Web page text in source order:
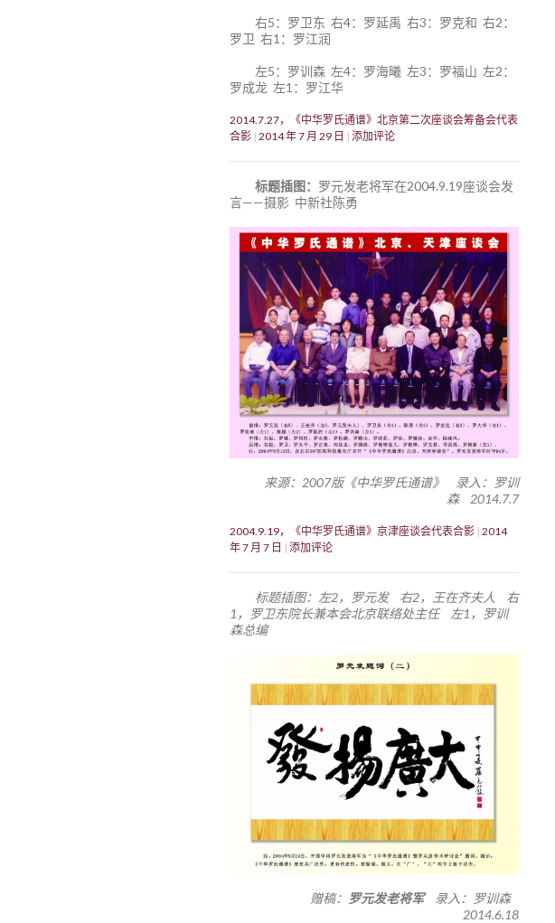
右5：罗卫东 右4：罗延禹 右3：罗克和 右2：
罗卫 右1：罗江润
左5：罗训森 左4：罗海曦 左3：罗福山 左2：
罗成龙 左1：罗江华
2014.7.27，《中华罗氏通谱》北京第二次座谈会筹备会代表
合影 2014 年 7 月 29 日 添加评论
标题插图： 罗元发老将军在2004.9.19座谈会发
言——摄影 中新社陈勇
来源：2007版《中华罗氏通谱》 录入：罗训
森 2014.7.7
2004.9.19，《中华罗氏通谱》京津座谈会代表合影 2014
年 7 月 7 日
添加评论
标题插图：左2，罗元发 右2，王在齐夫人 右
1，罗卫东院长兼本会北京联络处主任 左1，罗训
森总编
赠稿： 罗元发老将军录入：罗训森
2014.6.18